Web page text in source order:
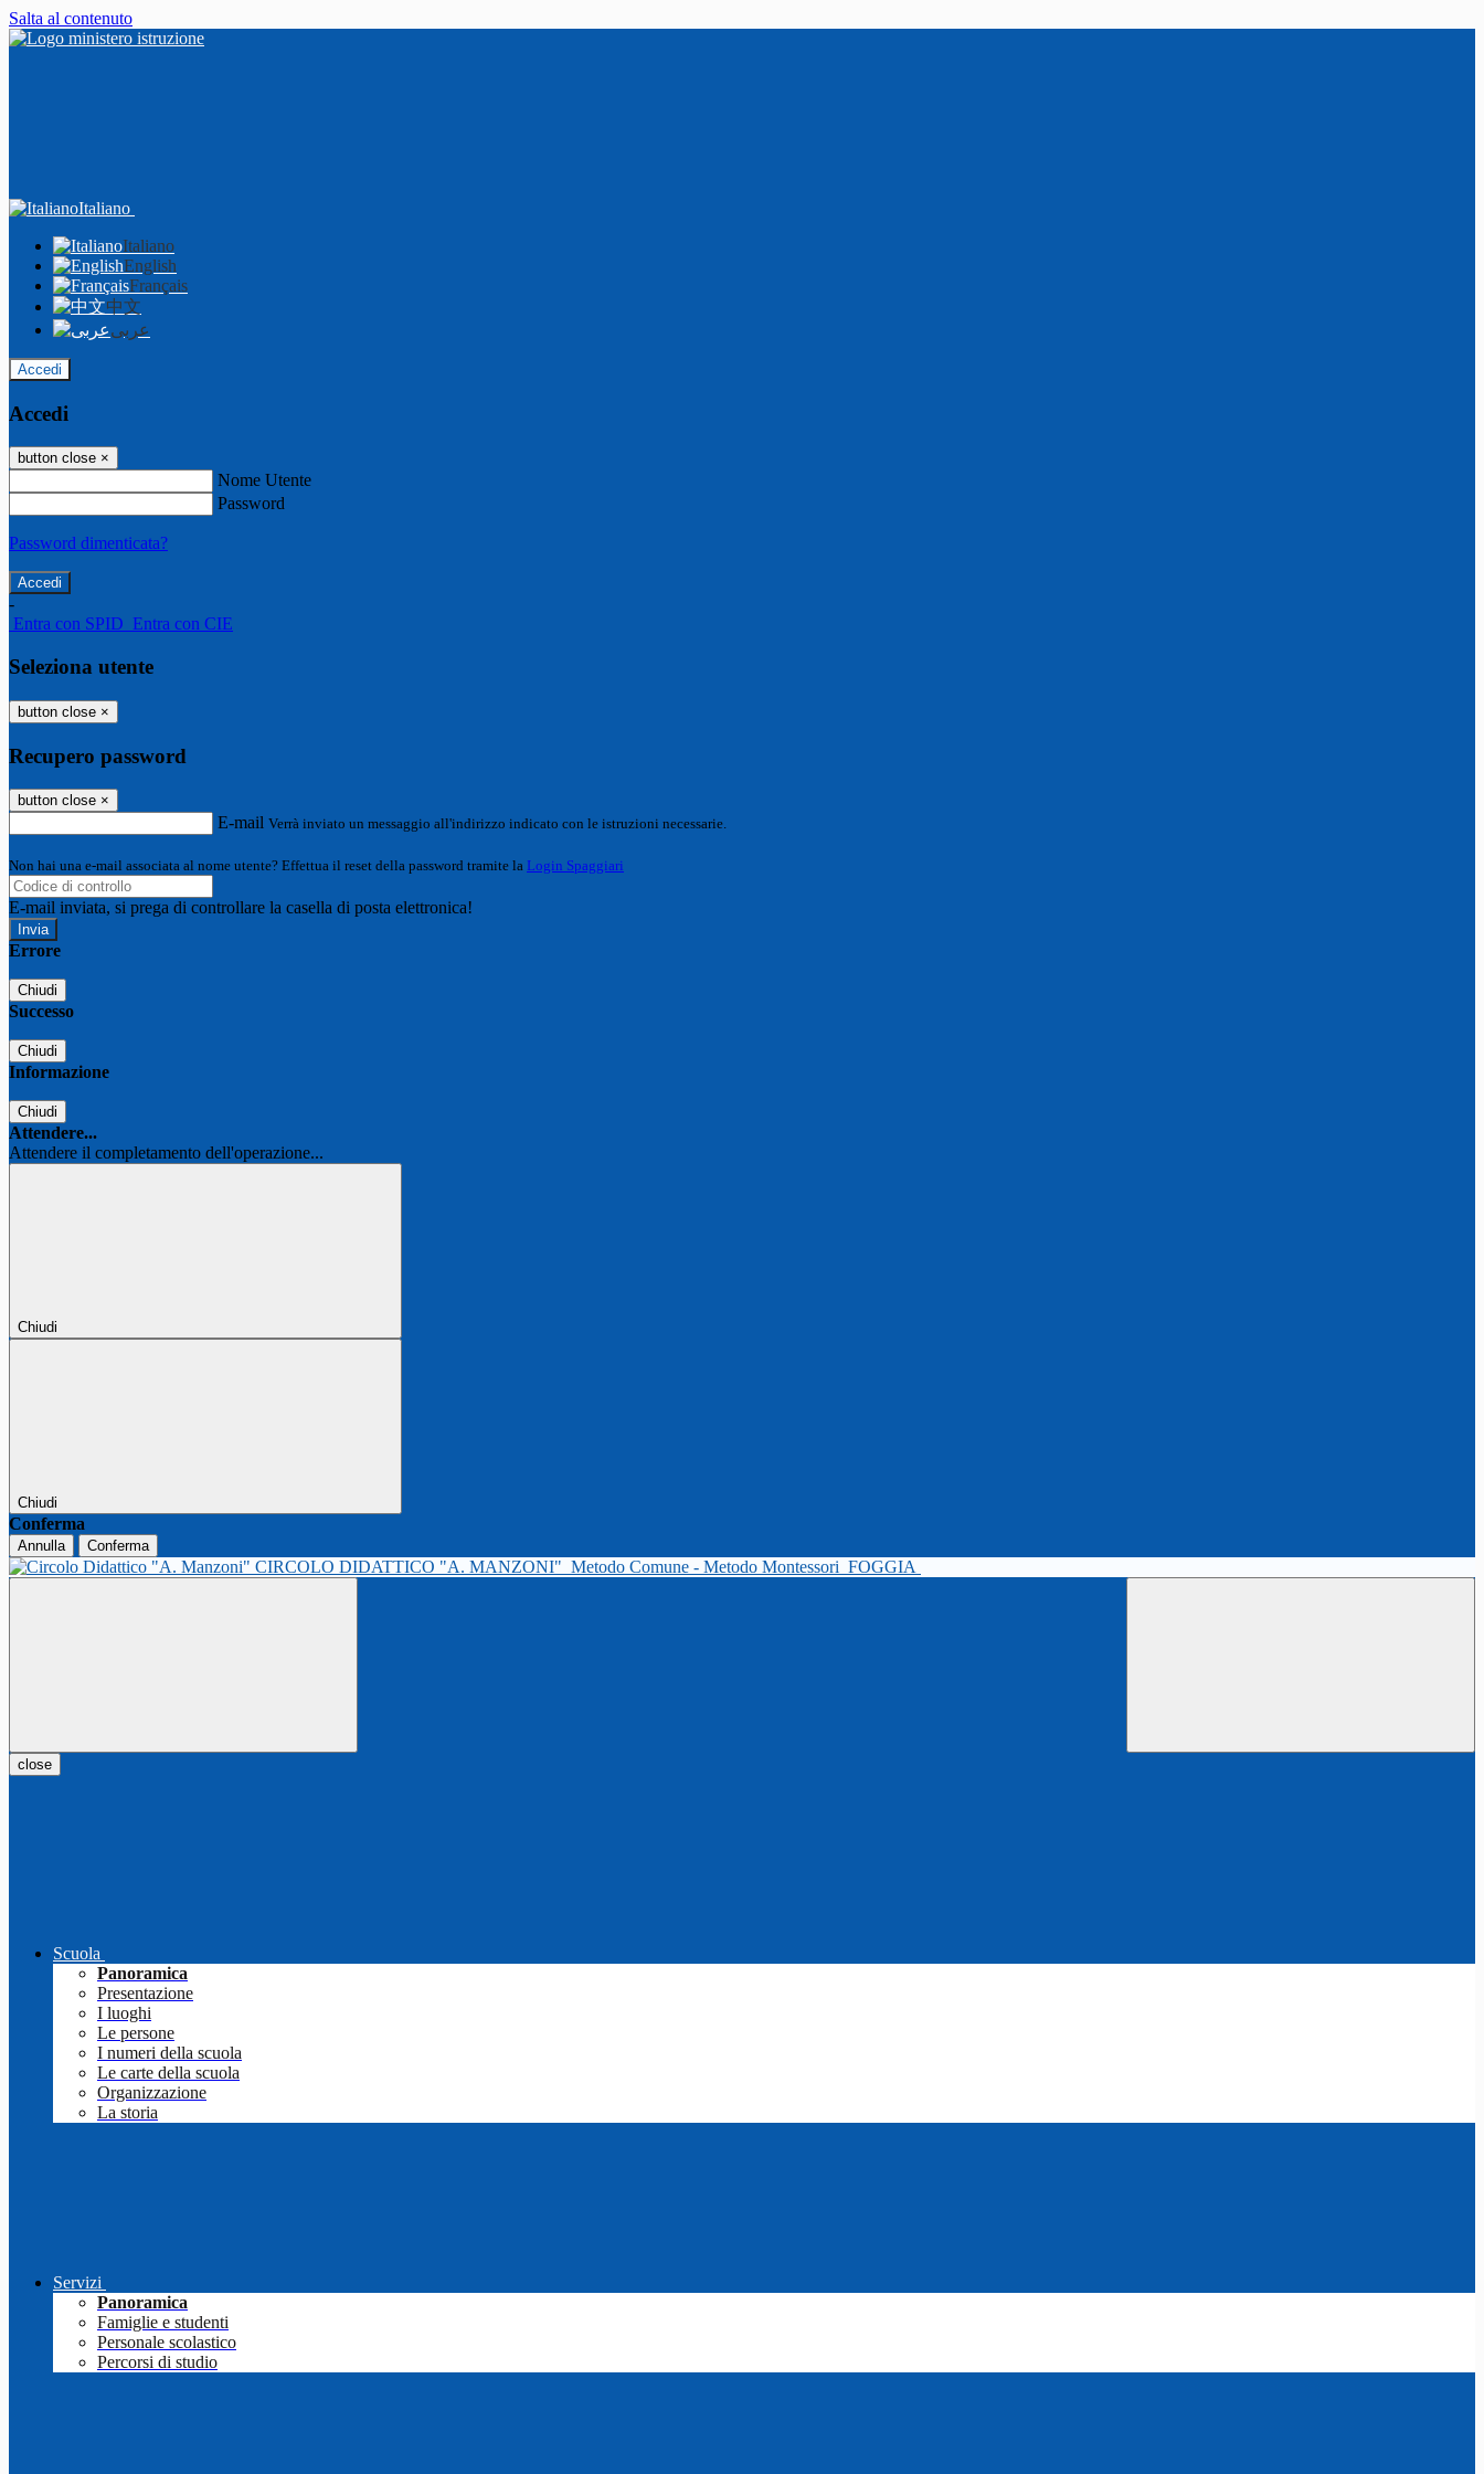
Salta al contenuto
Italiano
Italiano
English
Français
中文
عربى
Accedi
Accedi
button close ×
Nome Utente
Password
Password dimenticata?
-
Entra con SPID Entra con CIE
Seleziona utente
button close ×
Recupero password
button close ×
E-mail Verrà inviato un messaggio all'indirizzo indicato con le istruzioni necessarie.
Non hai una e-mail associata al nome utente? Effettua il reset della password tramite la Login Spaggiari
E-mail inviata, si prega di controllare la casella di posta elettronica!
Errore
Chiudi
Successo
Chiudi
Informazione
Chiudi
Attendere...
Attendere il completamento dell'operazione...
Chiudi
Chiudi
Conferma
Annulla Conferma
CIRCOLO DIDATTICO "A. MANZONI" Metodo Comune - Metodo Montessori FOGGIA
close
Scuola
Panoramica
Presentazione
I luoghi
Le persone
I numeri della scuola
Le carte della scuola
Organizzazione
La storia
Servizi
Panoramica
Famiglie e studenti
Personale scolastico
Percorsi di studio